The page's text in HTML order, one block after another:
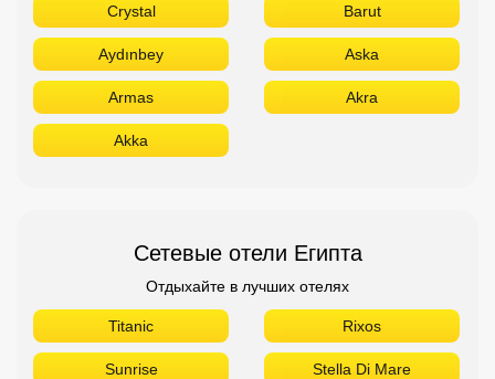
Crystal Barut
Aydınbey Aska
Armas Akra
Akka
Сетевые отели Египта
Отдыхайте в лучших отелях
Titanic Rixos
Sunrise Stella Di Mare